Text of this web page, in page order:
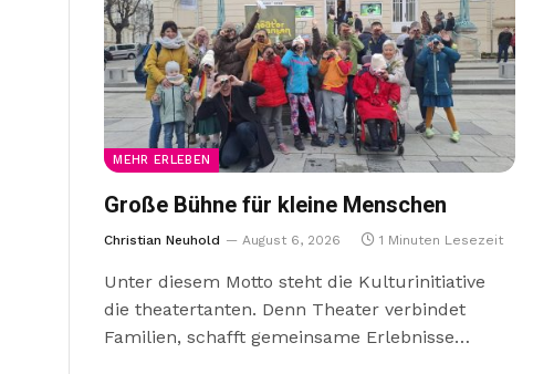
MEHR ERLEBEN
Große Bühne für kleine Menschen
Christian Neuhold August 6, 2026 1 Minuten Lesezeit
Unter diesem Motto steht die Kulturinitiative
die theatertanten. Denn Theater verbindet
Familien, schafft gemeinsame Erlebnisse…